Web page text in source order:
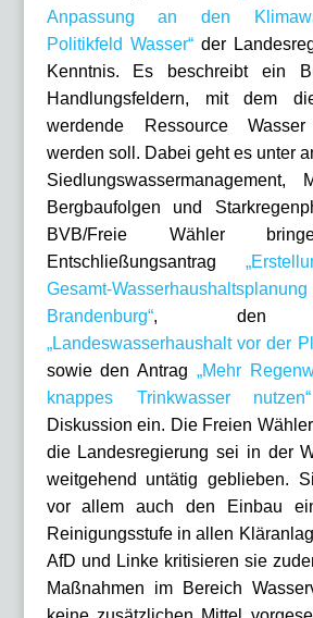
Anpassung an den
Politikfeld Wasser“der
Kenntnis. Es beschreibt ein
Handlungsfeldern, mit dem
werdende Ressource
werden soll. Dabei geht es unter
Siedlungswassermanagement,
Bergbaufolgen und
BVB/Freie Wähler
Entschließungsantrag
Gesamt-
Brandenburg“, den
„Landeswasserhaushalt vor der
sowie den Antrag „Mehr
knappes Trinkwasser nutzen“
Diskussion ein. Die Freien
die Landesregierung sei in der
weitgehend untätig geblieben.
vor allem auch den Einbau
Reinigungsstufe in allen
AfD und Linke kritisieren sie
Maßnahmen im Bereich